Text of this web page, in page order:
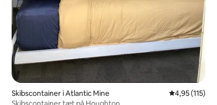
Skibscontainer i Atlantic Mine 4,95 ud af 5 i
4,95 (115)